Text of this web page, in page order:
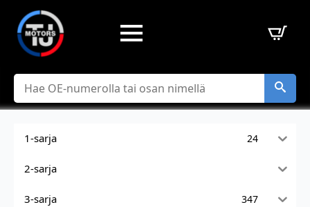
Hae
1-sarja 24
2-sarja
3-sarja 347